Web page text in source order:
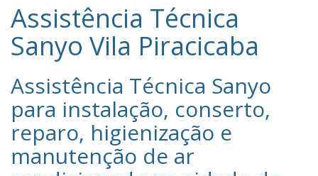
Assistência Técnica
Sanyo Vila Piracicaba
Assistência Técnica Sanyo‎
para instalação, conserto,
reparo, higienização e
manutenção de ar